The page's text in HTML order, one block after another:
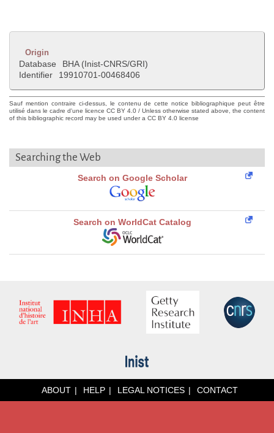
Origin
Database
BHA (Inist-CNRS/GRI)
Identifier
19910701-00468406
Sauf mention contraire ci-dessus, le contenu de cette notice bibliographique peut être
utilisé dans le cadre d'une licence CC BY 4.0 / Unless otherwise stated above, the content
of this bibliographic record may be used under a CC BY 4.0 license
Searching the Web
Search on Google Scholar
Search on WorldCat Catalog
ABOUT HELP LEGAL NOTICES CONTACT